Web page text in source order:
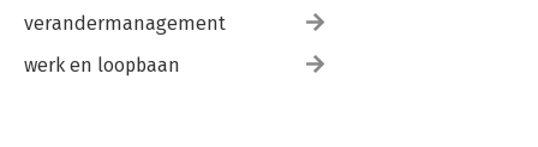
verandermanagement
werk en loopbaan